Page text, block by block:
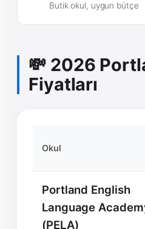
Butik okul, uygun bütçe
💸 2026
Fiyatları
Okul
Portland English
Language
(PELA)